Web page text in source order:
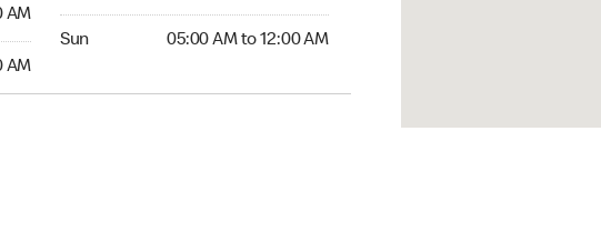
AM
AM
Sun 05:00 AM to 12:00 AM